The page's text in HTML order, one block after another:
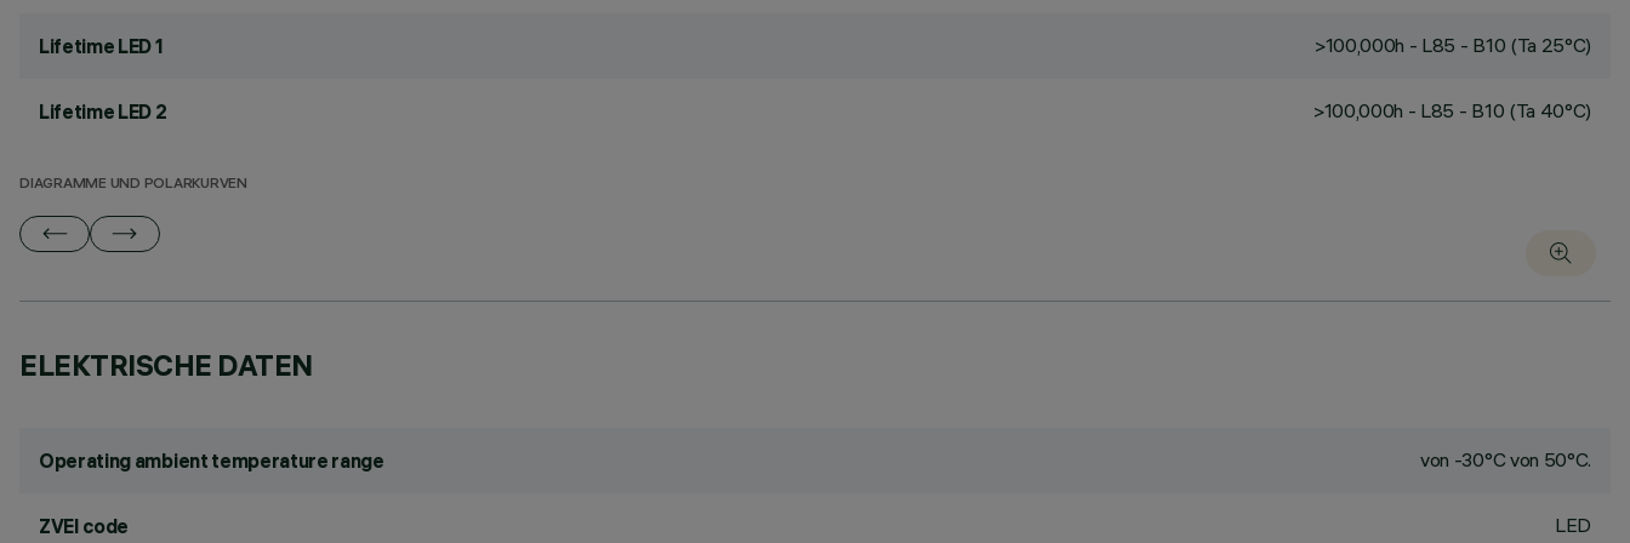
Lifetime LED 1 >100,000h - L85 - B10 (Ta 25°C)
Lifetime LED 2 >100,000h - L85 - B10 (Ta 40°C)
DIAGRAMME UND POLARKURVEN
ELEKTRISCHE DATEN
Operating ambient temperature range von -30°C von 50°C.
ZVEI code LED